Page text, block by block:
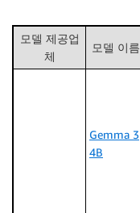
모델 제공업
체
모델 이름
Gemma 3
4B